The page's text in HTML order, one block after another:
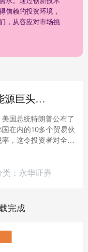
信赖的投资环境，
，从容应对市场挑
纵信优配 能源巨头发出警告！下调
国总统特朗普公布了
在内的10多个贸易伙
，这令投资者对全球
挫，美国三大股指当
，道指....
： 永华证券
完成